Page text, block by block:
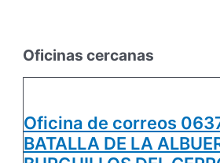
Oficinas cercanas
Oficina de correos
BATALLA DE LA